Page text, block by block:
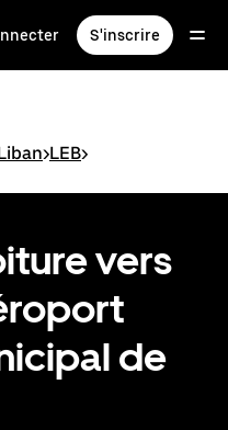
S'inscrire
>LEB>
vers
de